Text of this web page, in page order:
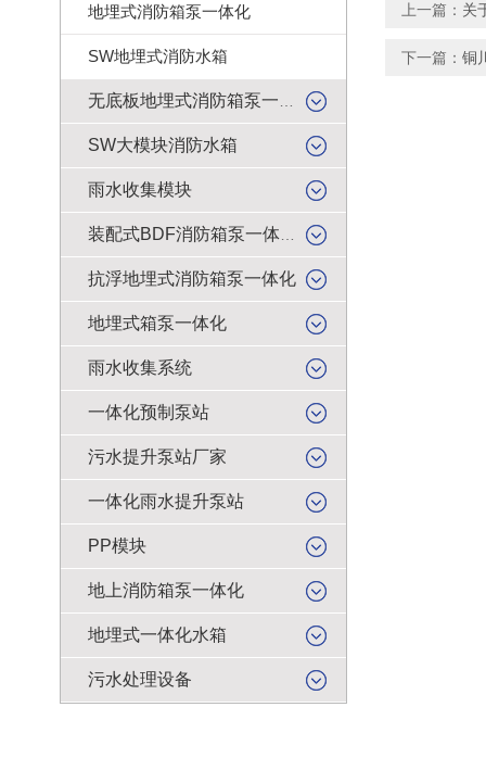
地埋式消防箱泵一体化
SW地埋式消防水箱
SW大模块消防水箱
雨水收集模块
抗浮地埋式消防箱泵一体化
地埋式箱泵一体化
雨水收集系统
一体化预制泵站
污水提升泵站厂家
一体化雨水提升泵站
PP模块
地上消防箱泵一体化
地埋式一体化水箱
污水处理设备
上一篇： 关
下一篇： 铜